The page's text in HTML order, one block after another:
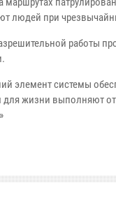
людей при
работы
элемент системы
жизни выполняют